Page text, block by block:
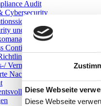
Details
Diese Webseite
Diese Webseite
Audit
Cybersecurity
und Cybersecurity
Continuity Management
Vermögensnachfolge
Nachfolge- und